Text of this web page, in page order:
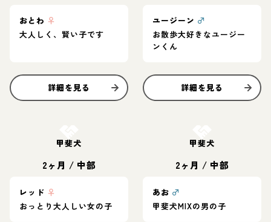
おとわ ♀
大人しく、賢い子です
詳細を見る
ユージーン ♂
お散歩大好きなユージー
ンくん
詳細を見る
甲斐犬
2ヶ月 / 中部
レッド ♀
おっとり大人しい女の子
甲斐犬
2ヶ月 / 中部
あお ♂
甲斐犬MIXの男の子